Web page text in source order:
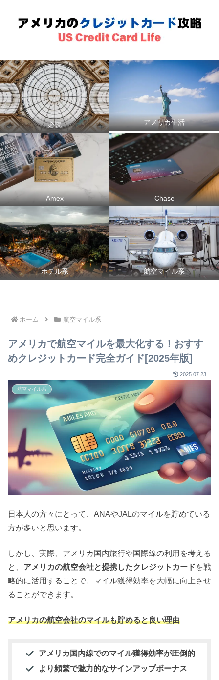
必読 アメリカ生活
Amex Chase
ホテル系 航空マイル系
ホーム 航空マイル系
アメリカで航空マイルを最大化する！おすす
めクレジットカード完全ガイド[2025年版]
2025.07.23
航空マイル系
日本人の方々にとって、ANAやJALのマイルを貯めている
方が多いと思います。
しかし、実際、アメリカ国内旅行や国際線の利用を考える
と、 アメリカの航空会社と提携したクレジットカードを戦
略的に活用することで、マイル獲得効率を大幅に向上させ
ることができます。
アメリカの航空会社のマイルも貯めると良い理由
アメリカ国内線でのマイル獲得効率が圧倒的
より頻繁で魅力的なサインアップボーナス